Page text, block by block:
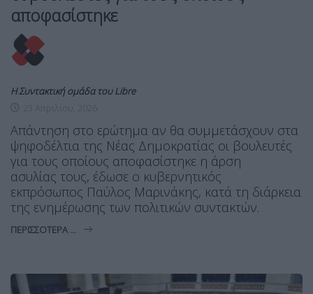
αποφασίστηκε
Η Συντακτική ομάδα του Libre
Απάντηση στο ερώτημα αν θα συμμετάσχουν στα
ψηφοδέλτια της Νέας Δημοκρατίας οι βουλευτές
για τους οποίους αποφασίστηκε η άρση
ασυλίας τους, έδωσε ο κυβερνητικός
εκπρόσωπος Παύλος Μαρινάκης, κατά τη διάρκεια
της ενημέρωσης των πολιτικών συντακτών.
ΠΕΡΙΣΣΌΤΕΡΑ ...